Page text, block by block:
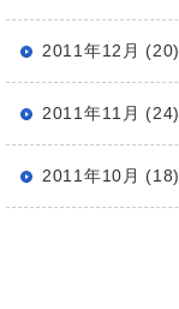
2011年12月 (20)
2011年11月 (24)
2011年10月 (18)